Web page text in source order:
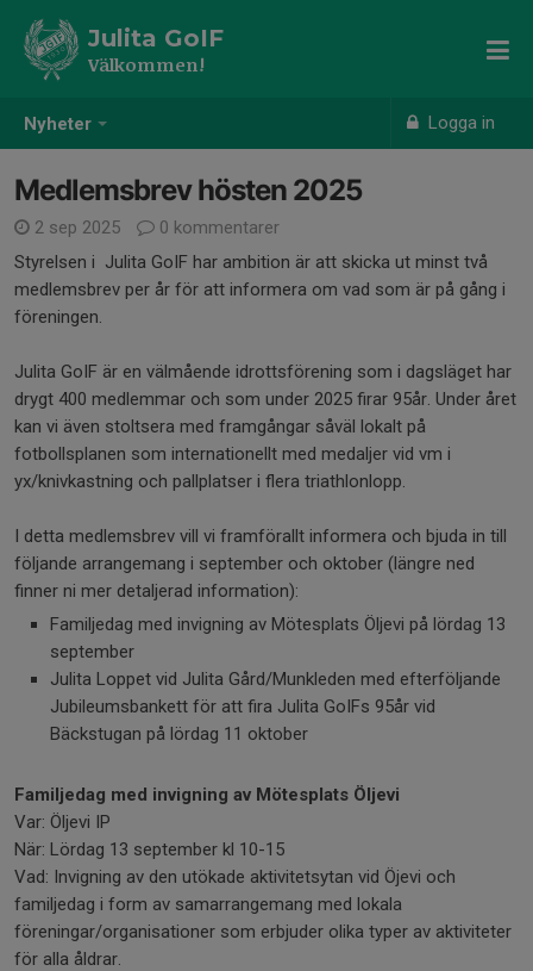
Nyheter Logga in
Julita GoIF
Välkommen!
Medlemsbrev hösten 2025
2 sep 2025
0 kommentarer
Styrelsen i Julita GoIF har ambition är att skicka ut minst två
medlemsbrev per år för att informera om vad som är på gång i
föreningen.
Julita GoIF är en välmående idrottsförening som i dagsläget har
drygt 400 medlemmar och som under 2025 firar 95år. Under året
kan vi även stoltsera med framgångar såväl lokalt på
fotbollsplanen som internationellt med medaljer vid vm i
yx/knivkastning och pallplatser i flera triathlonlopp.
I detta medlemsbrev vill vi framförallt informera och bjuda in till
följande arrangemang i september och oktober (längre ned
finner ni mer detaljerad information):
Familjedag med invigning av Mötesplats Öljevi på lördag 13
september
Julita Loppet vid Julita Gård/Munkleden med efterföljande
Jubileumsbankett för att fira Julita GoIFs 95år vid
Bäckstugan på lördag 11 oktober
Familjedag med invigning av Mötesplats Öljevi
Var: Öljevi IP
När: Lördag 13 september kl 10-15
Vad: Invigning av den utökade aktivitetsytan vid Öjevi och
familjedag i form av samarrangemang med lokala
föreningar/organisationer som erbjuder olika typer av aktiviteter
för alla åldrar.